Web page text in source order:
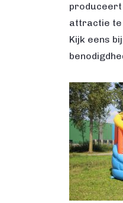
produceert
attractie te
Kijk eens